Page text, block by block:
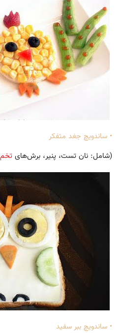
• ساندویچ جغد متفکر
(شامل: نان تست، پنیر، برش‌های
• ساندویچ ببر سفید